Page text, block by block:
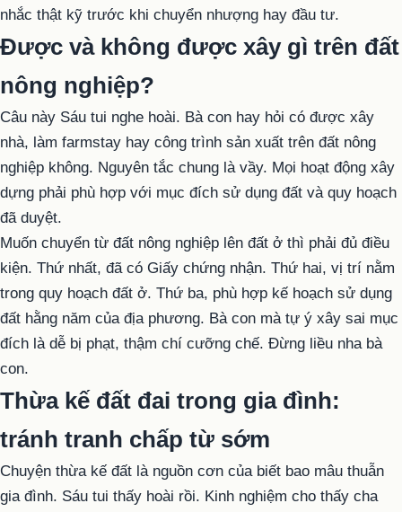
nhắc thật kỹ trước khi chuyển nhượng hay đầu tư.
Được và không được xây gì trên đất
nông nghiệp?
Câu này Sáu tui nghe hoài. Bà con hay hỏi có được xây
nhà, làm farmstay hay công trình sản xuất trên đất nông
nghiệp không. Nguyên tắc chung là vầy. Mọi hoạt động xây
dựng phải phù hợp với mục đích sử dụng đất và quy hoạch
đã duyệt.
Muốn chuyển từ đất nông nghiệp lên đất ở thì phải đủ điều
kiện. Thứ nhất, đã có Giấy chứng nhận. Thứ hai, vị trí nằm
trong quy hoạch đất ở. Thứ ba, phù hợp kế hoạch sử dụng
đất hằng năm của địa phương. Bà con mà tự ý xây sai mục
đích là dễ bị phạt, thậm chí cưỡng chế. Đừng liều nha bà
con.
Thừa kế đất đai trong gia đình:
tránh tranh chấp từ sớm
Chuyện thừa kế đất là nguồn cơn của biết bao mâu thuẫn
gia đình. Sáu tui thấy hoài rồi. Kinh nghiệm cho thấy cha